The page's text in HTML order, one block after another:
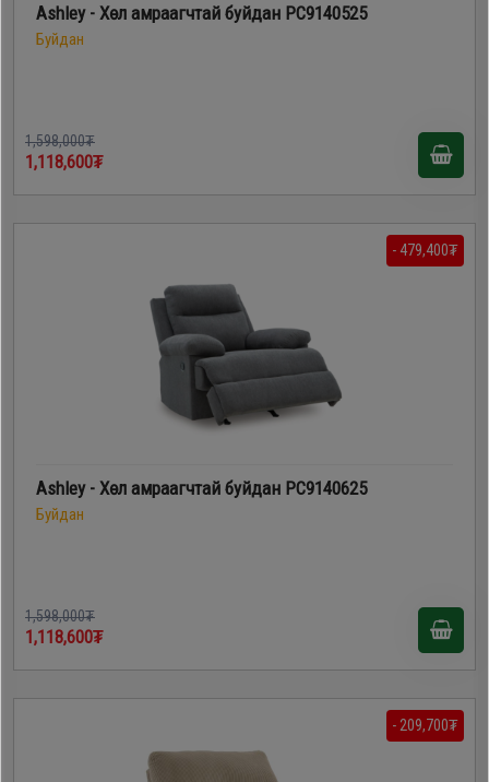
Ashley - Хөл амраагчтай буйдан PC9140525
Буйдан
1,598,000₮
1,118,600₮
- 479,400₮
Ashley - Хөл амраагчтай буйдан PC9140625
Буйдан
1,598,000₮
1,118,600₮
- 209,700₮